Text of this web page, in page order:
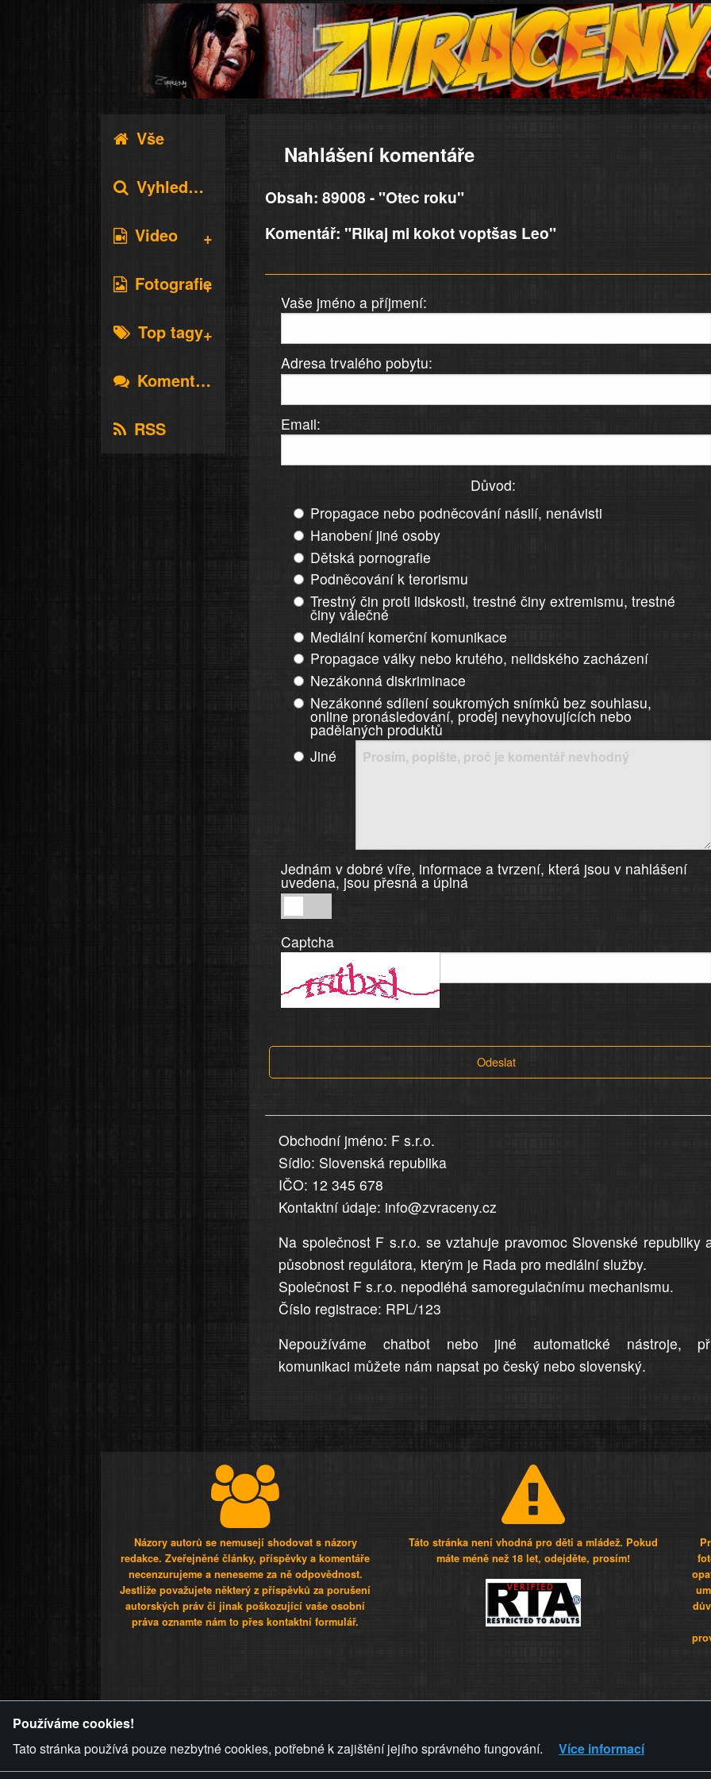
Vše
Vyhledávání
Video
Fotografie
Top tagy
Komentáře
RSS
Nahlášení komentáře
Obsah: 89008 - "Otec roku"
Komentář: "Rikaj mi kokot voptšas Leo"
Vaše jméno a příjmení:
Adresa trvalého pobytu:
Email:
Důvod:
Propagace nebo podněcování násilí, nenávisti
Hanobení jiné osoby
Dětská pornografie
Podněcování k terorismu
Trestný čin proti lidskosti, trestné činy extremismu, trestné
činy válečné
Mediální komerční komunikace
Propagace války nebo krutého, nelidského zacházení
Nezákonná diskriminace
Nezákonné sdílení soukromých snímků bez souhlasu,
online pronásledování, prodej nevyhovujících nebo
padělaných produktů
Jiné
Jednám v dobré víře, informace a tvrzení, která jsou v nahlášení
uvedena, jsou přesná a úplná
v
dobré
informace
v
uvedena,
jsou
přesná
a
úplná
Captcha
Odeslat
Obchodní jméno: F s.r.o.
Sídlo: Slovenská republika
IČO: 12 345 678
Kontaktní údaje: info@zvraceny.cz
Na společnost F s.r.o. se vztahuje pravomoc Slovenské republiky
působnost regulátora, kterým je Rada pro mediální služby.
Společnost F s.r.o. nepodléhá samoregulačnímu mechanismu.
Číslo registrace: RPL/123
Nepoužíváme chatbot nebo jiné automatické nástroje,
komunikaci můžete nám napsat po český nebo slovenský.
Názory autorů se nemusejí shodovat s názory
redakce. Zveřejněné články, příspěvky a komentáře
necenzurujeme a neneseme za ně odpovědnost.
Jestliže považujete některý z příspěvků za porušení
autorských práv či jinak poškozující vaše osobní
práva oznamte nám to přes kontaktní formulář.
Táto stránka není vhodná pro děti a mládež. Pokud
máte méně než 18 let, odejděte, prosím!
ZVRÁCENÝ.CZ PRAVIDLA A
Používáme cookies!
Tato stránka používá pouze nezbytné cookies, potřebné k zajištění jejího správného fungování.
Více informací